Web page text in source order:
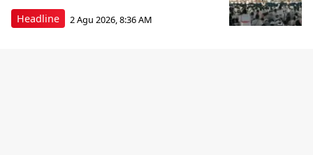
Headline 2 Agu 2026, 8:36 AM